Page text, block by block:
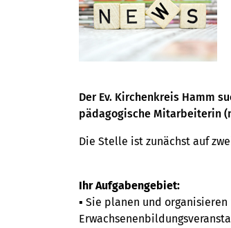
Fortbildungen oder auch
Kulturangebotendas
Der Ev. Kirchenkreis Hamm
pädagogische Mitarbeiterin
Die Stelle ist zunächst auf
Ihr Aufgabengebiet:
▪ Sie planen und